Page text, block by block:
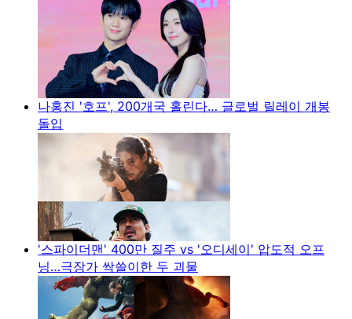
나홍진 '호프', 200개국 홀린다… 글로벌 릴레이 개봉
돌입
'스파이더맨' 400만 질주 vs '오디세이' 압도적 오프
닝…극장가 싹쓸이한 두 괴물